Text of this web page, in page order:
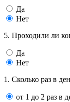
Да
Нет
5. Проходили ли
Да
Нет
1. Сколько раз в
от 1 до 2 раз в